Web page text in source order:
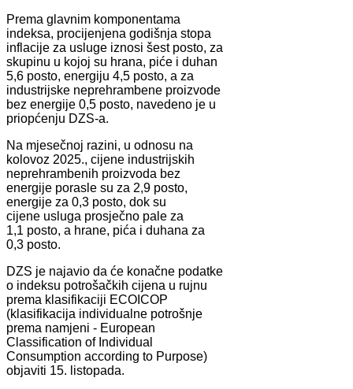
Prema glavnim komponentama
indeksa, procijenjena godišnja stopa
inflacije za usluge iznosi šest posto, za
skupinu u kojoj su hrana, piće i duhan
5,6 posto, energiju 4,5 posto, a za
industrijske neprehrambene proizvode
bez energije 0,5 posto, navedeno je u
priopćenju DZS-a.
Na mjesečnoj razini, u odnosu na
kolovoz 2025., cijene industrijskih
neprehrambenih proizvoda bez
energije porasle su za 2,9 posto,
energije za 0,3 posto, dok su
cijene usluga prosječno pale za
1,1 posto, a hrane, pića i duhana za
0,3 posto.
DZS je najavio da će konačne podatke
o indeksu potrošačkih cijena u rujnu
prema klasifikaciji ECOICOP
(klasifikacija individualne potrošnje
prema namjeni - European
Classification of Individual
Consumption according to Purpose)
objaviti 15. listopada.